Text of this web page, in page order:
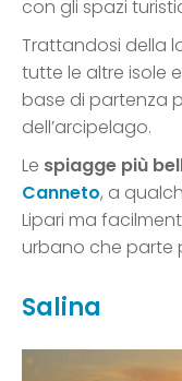
con gli spazi
Trattandosi della
tutte le altre isole
base di partenza
dell’arcipelago.
Le spiagge più
Canneto, a
Lipari ma
urbano che parte
Salina